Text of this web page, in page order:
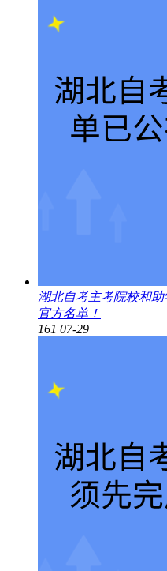
湖北自考主考院校和
官方名单！
161 07-29